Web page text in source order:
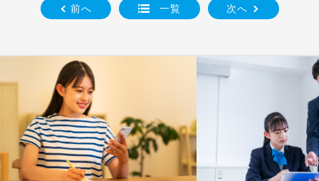
前へ 一覧 次へ